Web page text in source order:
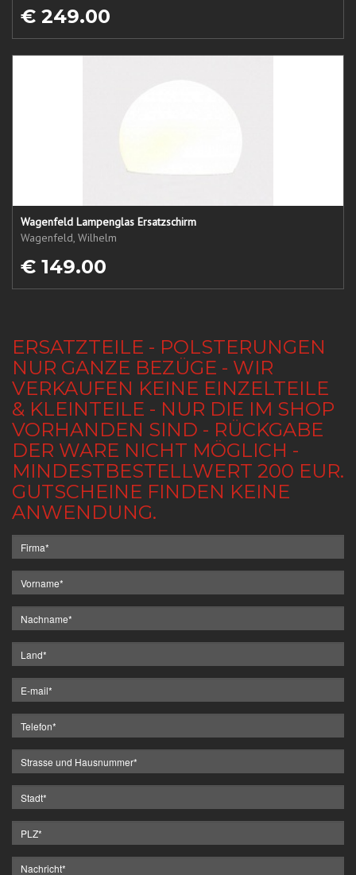
€ 249.00
Wagenfeld Lampenglas Ersatzschirm
Wagenfeld, Wilhelm
€ 149.00
ERSATZTEILE - POLSTERUNGEN
NUR GANZE BEZÜGE - WIR
VERKAUFEN KEINE EINZELTEILE
& KLEINTEILE - NUR DIE IM SHOP
VORHANDEN SIND - RÜCKGABE
DER WARE NICHT MÖGLICH -
MINDESTBESTELLWERT 200 EUR.
GUTSCHEINE FINDEN KEINE
ANWENDUNG.